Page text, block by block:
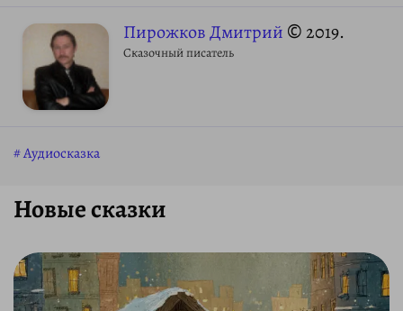
Пирожков Дмитрий © 2019.
Сказочный писатель
Аудиосказка
Новые сказки